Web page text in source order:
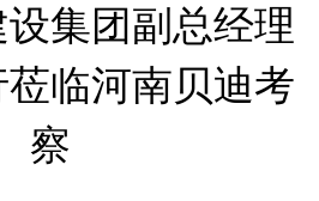
集团副总经理
临河南贝迪考
察